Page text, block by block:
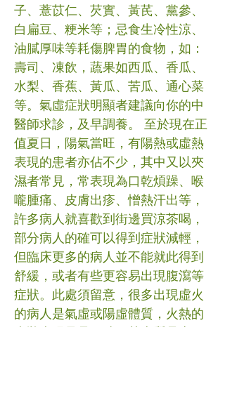
子、薏苡仁、芡實、黃芪、黨參、
白扁豆、粳米等；忌食生冷性涼、
油膩厚味等耗傷脾胃的食物，如：
壽司、凍飲，蔬果如西瓜、香瓜、
水梨、香蕉、黃瓜、苦瓜、通心菜
等。氣虛症狀明顯者建議向你的中
醫師求診，及早調養。 至於現在正
值夏日，陽氣當旺，有陽熱或虛熱
表現的患者亦佔不少，其中又以夾
濕者常見，常表現為口乾煩躁、喉
嚨腫痛、皮膚出疹、憎熱汗出等，
許多病人就喜歡到街邊買涼茶喝，
部分病人的確可以得到症狀減輕，
但臨床更多的病人並不能就此得到
舒緩，或者有些更容易出現腹瀉等
症狀。此處須留意，很多出現虛火
的病人是氣虛或陽虛體質，火熱的
症狀表現只是一時，其本質是土不